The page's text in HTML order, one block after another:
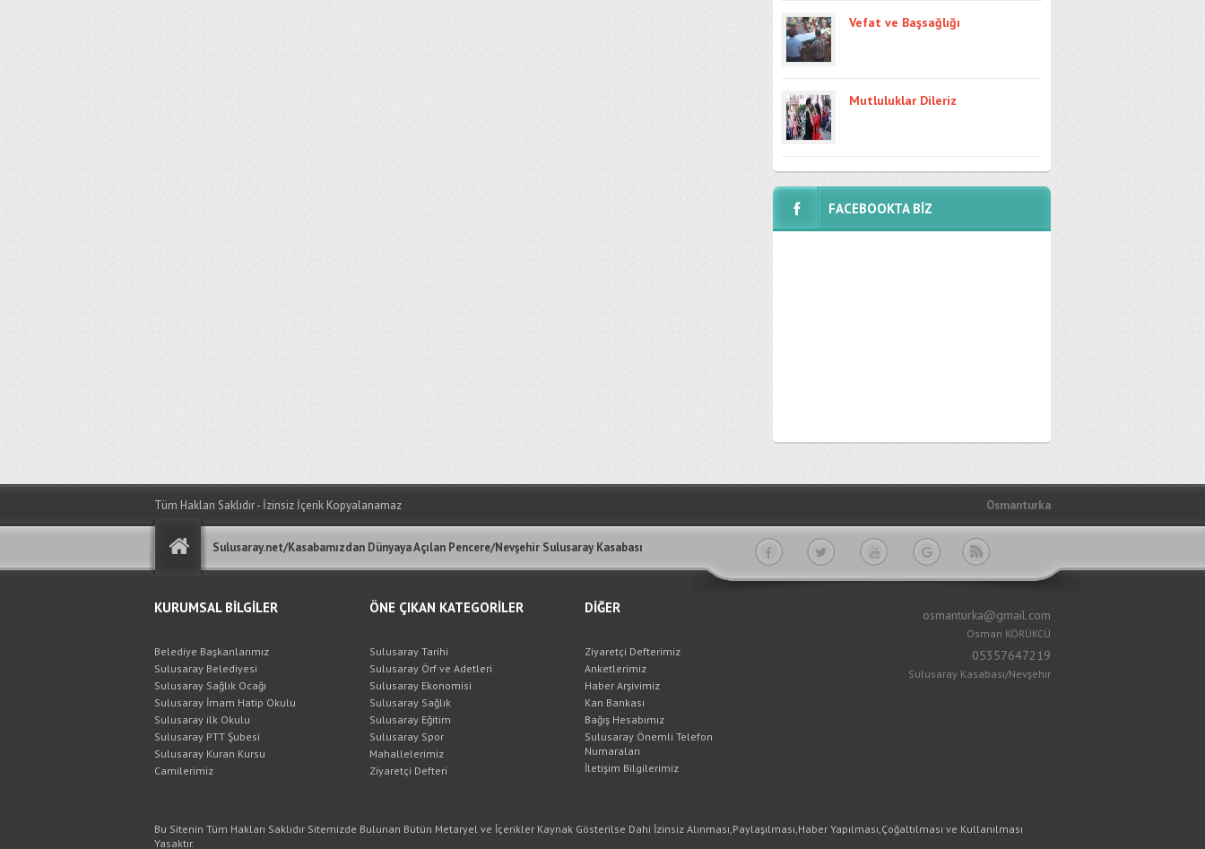
Vefat ve Başsağlığı
Mutluluklar Dileriz
FACEBOOKTA BİZ
Tüm Hakları Saklıdır - İzinsiz İçerik Kopyalanamaz Osmanturka
Sulusaray.net/Kasabamızdan Dünyaya Açılan Pencere/Nevşehir Sulusaray Kasabası
KURUMSAL BİLGİLER
Belediye Başkanlarımız
Sulusaray Belediyesi
Sulusaray Sağlık Ocağı
Sulusaray İmam Hatip Okulu
Sulusaray ilk Okulu
Sulusaray PTT Şubesi
Sulusaray Kuran Kursu
Camilerimiz
ÖNE ÇIKAN KATEGORİLER
Sulusaray Tarihi
Sulusaray Örf ve Adetleri
Sulusaray Ekonomisi
Sulusaray Sağlık
Sulusaray Eğitim
Sulusaray Spor
Mahallelerimiz
Ziyaretçi Defteri
DİĞER
Ziyaretçi Defterimiz
Anketlerimiz
Haber Arşivimiz
Kan Bankası
Bağış Hesabımız
Sulusaray Önemli Telefon
Numaraları
İletişim Bilgilerimiz
osmanturka@gmail.com
Osman KÖRÜKCÜ
05357647219
Sulusaray Kasabası/Nevşehir
Bu Sitenin Tüm Hakları Saklıdır Sitemizde Bulunan Bütün Metaryel ve İçerikler Kaynak Gösterilse Dahi İzinsiz Alınması,Paylaşılması,Haber Yapılması,Çoğaltılması ve Kullanılması
Yasaktır.